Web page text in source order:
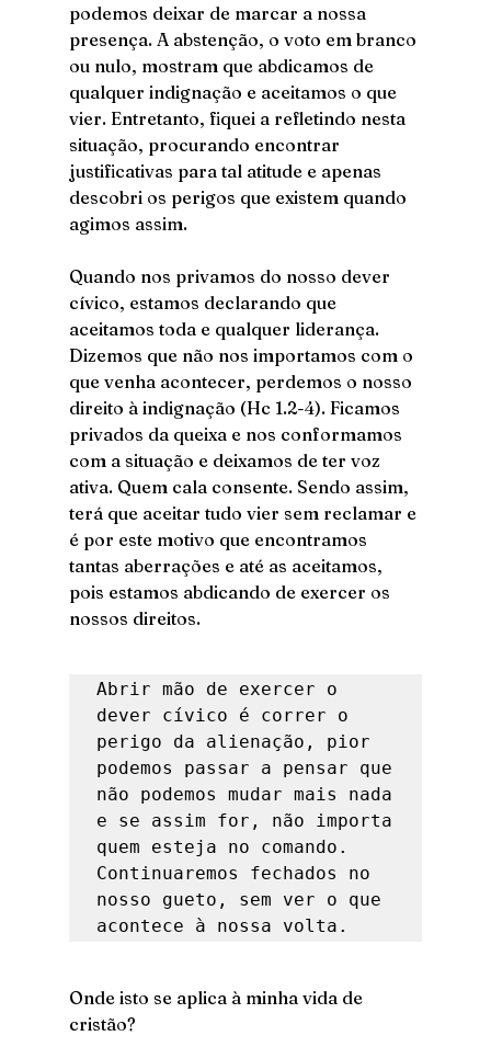
podemos deixar de marcar a nossa
presença. A abstenção, o voto em branco
ou nulo, mostram que abdicamos de
qualquer indignação e aceitamos o que
vier. Entretanto, fiquei a refletindo nesta
situação, procurando encontrar
justificativas para tal atitude e apenas
descobri os perigos que existem quando
agimos assim.
Quando nos privamos do nosso dever
cívico, estamos declarando que
aceitamos toda e qualquer liderança.
Dizemos que não nos importamos com o
que venha acontecer, perdemos o nosso
direito à indignação (Hc 1.2-4). Ficamos
privados da queixa e nos conformamos
com a situação e deixamos de ter voz
ativa. Quem cala consente. Sendo assim,
terá que aceitar tudo vier sem reclamar e
é por este motivo que encontramos
tantas aberrações e até as aceitamos,
pois estamos abdicando de exercer os
nossos direitos.
Abrir mão de exercer o
dever cívico é correr o
perigo da alienação, pior
podemos passar a pensar que
não podemos mudar mais nada
e se assim for, não importa
quem esteja no comando.
Continuaremos fechados no
nosso gueto, sem ver o que
acontece à nossa volta.
Onde isto se aplica à minha vida de
cristão?